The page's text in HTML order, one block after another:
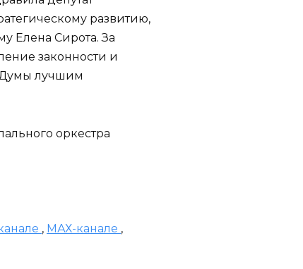
развитию,
Елена Сирота. За
законности и
Думы лучшим
оркестра
, МАХ-канале ,